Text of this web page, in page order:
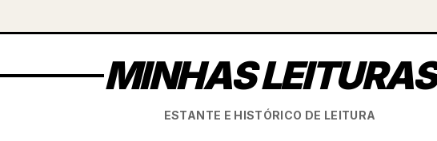
MINHAS LEITURAS
ESTANTE E HISTÓRICO DE LEITURA